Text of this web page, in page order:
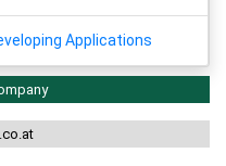
Applications